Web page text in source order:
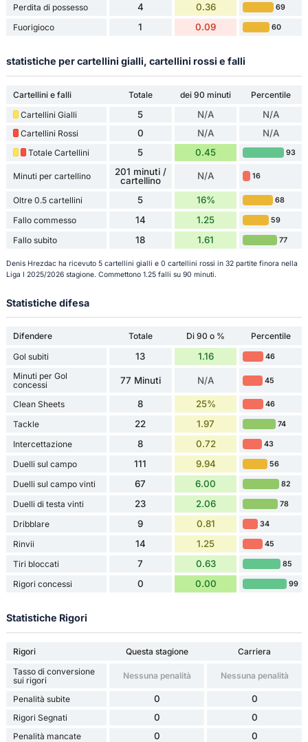
Perdita di possesso 4 0.36 69
Fuorigioco 1 0.09 60
statistiche per cartellini gialli, cartellini rossi e falli
Cartellini e falli Totale dei 90 minuti
Percentile
Cartellini Gialli
5 N/A N/A
Cartellini Rossi 0 N/A N/A
Totale Cartellini 5 0.45 93
Minuti per cartellino
201 minuti /
cartellino
N/A 16
Oltre 0.5 cartellini 5 16% 68
Fallo commesso 14 1.25 59
Fallo subito 18 1.61 77
Denis Hrezdac ha ricevuto 5 cartellini gialli e 0 cartellini rossi in 32 partite finora nella
Liga I 2025/2026 stagione. Commettono 1.25 falli su 90 minuti.
Statistiche difesa
Difendere Totale Di 90 o %
Percentile
Gol subiti
13 1.16 46
Minuti per Gol
concessi
77 Minuti N/A 45
Clean Sheets 8 25% 46
Tackle 22 1.97 74
Intercettazione 8 0.72 43
Duelli sul campo 111 9.94 56
Duelli sul campo vinti 67 6.00 82
Duelli di testa vinti 23 2.06 78
Dribblare 9 0.81 34
Rinvii 14 1.25 45
Tiri bloccati 7 0.63 85
Rigori concessi 0 0.00 99
Statistiche Rigori
Rigori Questa stagione
Carriera
Tasso di conversione
sui rigori
Nessuna penalità Nessuna penalità
Penalità subite 0 0
Rigori Segnati 0 0
Penalità mancate 0 0